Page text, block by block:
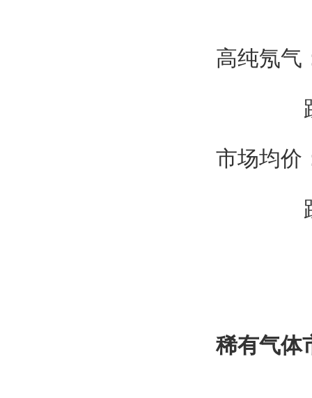
高纯氖气
跌
市场均价
跌
稀有气体